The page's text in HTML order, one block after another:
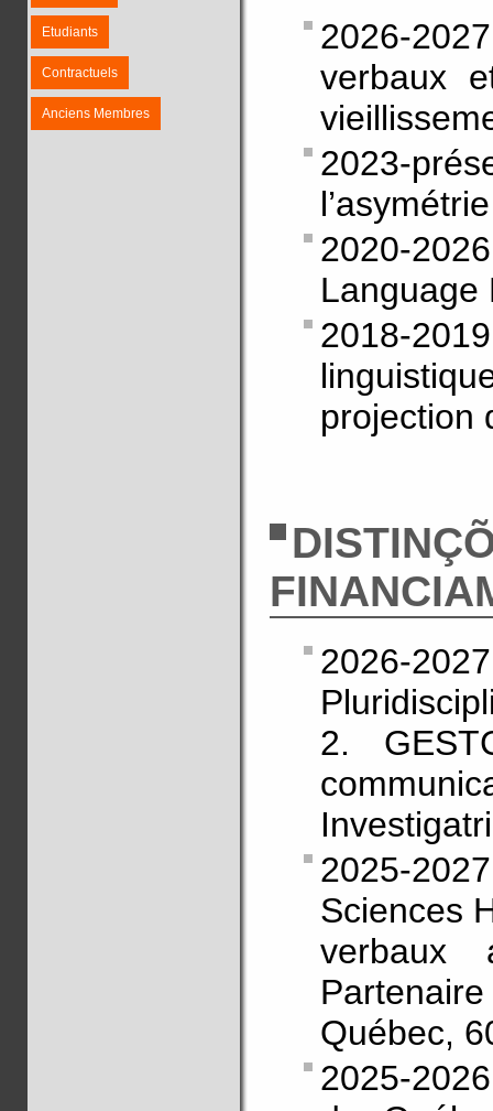
Etudiants
Contractuels
Anciens Membres
2026-
verbaux
2023-
2020-
Language
2018-
projection
2026-
2.
2025-
Sciences
verbaux
Québec,
2025-